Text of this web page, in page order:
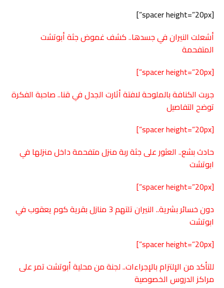
[spacer height=”20px”]
أشعلت النيران في جسدها.. كشف غموض جثة أبوتشت
المتفحمة
[spacer height=”20px”]
جربت الكنافة بالملوحة لافتة أثارت الجدل في قنا.. صاحبة الفكرة
توضح التفاصيل
[spacer height=”20px”]
حادث بشع.. العثور على جثة ربة منزل متفحمة داخل منزلها في
ابوتشت
[spacer height=”20px”]
دون خسائر بشرية.. النيران تلتهم 3 منازل بقرية كوم يعقوب في
ابوتشت
[spacer height=”20px”]
للتأكد من الإلتزام بالإجراءات.. لجنة من محلية أبوتشت تمر على
مراكز الدروس الخصوصية